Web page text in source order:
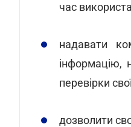
час
надавати
інформацію,
перевірки
дозволити